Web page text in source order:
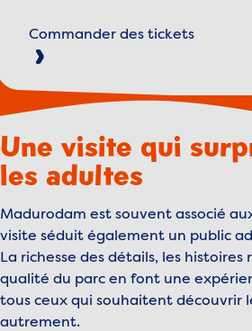
Commander des tickets
Une visite qui
les adultes
Madurodam est souvent associé
visite séduit également un public
La richesse des détails, les histoires
qualité du parc en font une
tous ceux qui souhaitent découvrir
autrement.